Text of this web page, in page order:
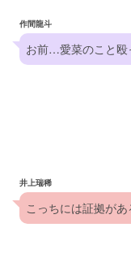
作間龍斗
お前…愛菜のこと殴
井上瑞稀
こっちには証拠があ